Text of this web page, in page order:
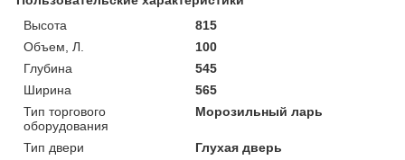
Высота
815
Объем, Л.
100
Глубина
545
Ширина
565
Тип торгового
оборудования
Морозильный ларь
Тип двери
Глухая дверь